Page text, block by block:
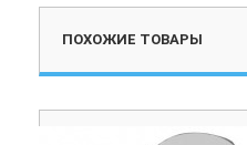
ПОХОЖИЕ ТОВАРЫ